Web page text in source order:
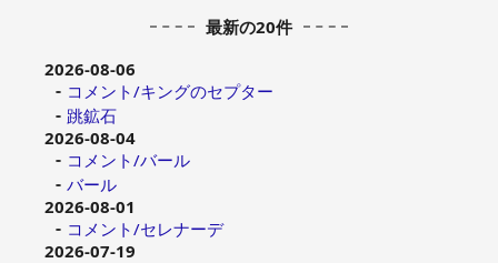
最新の20件
2026-08-06
コメント/キングのセプター
跳鉱石
2026-08-04
コメント/バール
バール
2026-08-01
コメント/セレナーデ
2026-07-19